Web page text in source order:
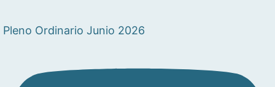
Pleno Ordinario Junio 2026